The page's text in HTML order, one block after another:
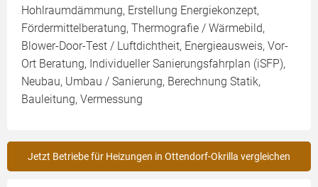
Hohlraumdämmung, Erstellung Energiekonzept,
Fördermittelberatung, Thermografie / Wärmebild,
Blower-Door-Test / Luftdichtheit, Energieausweis, Vor-
Ort Beratung, Individueller Sanierungsfahrplan (iSFP),
Neubau, Umbau / Sanierung, Berechnung Statik,
Bauleitung, Vermessung
Jetzt Betriebe für Heizungen in Ottendorf-Okrilla vergleichen